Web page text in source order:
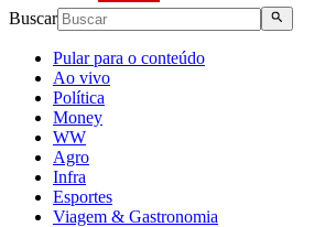
Buscar
Pular para o conteúdo
Ao vivo
Política
Money
WW
Agro
Infra
Esportes
Viagem & Gastronomia